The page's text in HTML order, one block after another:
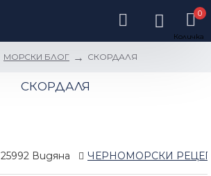
0
МОРСКИ БЛОГ СКОРДАЛЯ
СКОРДАЛЯ
25992 Видяна ЧЕРНОМОРСКИ